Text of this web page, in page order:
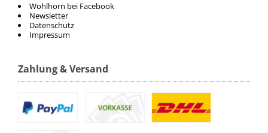
Wohlhorn bei Facebook
Newsletter
Datenschutz
Impressum
Zahlung & Versand